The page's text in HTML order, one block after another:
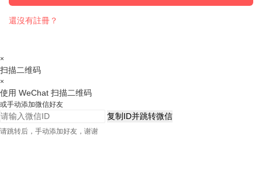
還沒有註冊？
×
扫描二维码
×
使用 WeChat 扫描二维码
或手动添加微信好友
复制ID并跳转微信
请跳转后，手动添加好友，谢谢